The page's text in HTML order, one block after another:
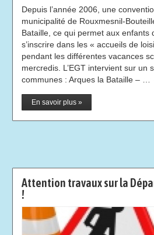
Depuis l’année 2006, une
municipalité de Rouxmesnil-
Bataille, ce qui permet aux enfants
s’inscrire dans les « accueils de
pendant les différentes vacances
mercredis. L’EGT intervient sur un
communes : Arques la Bataille – …
En savoir plus »
Attention travaux sur la
!